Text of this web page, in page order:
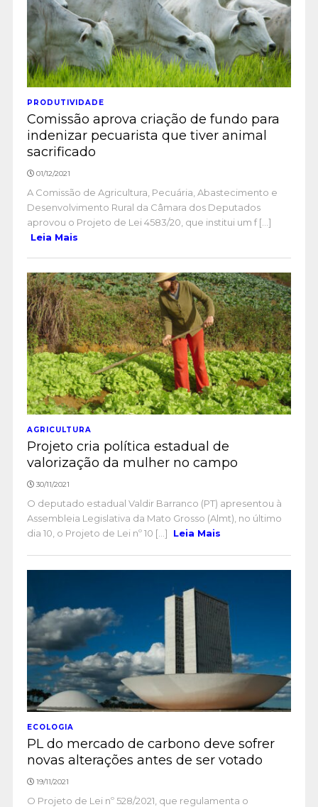
PRODUTIVIDADE
Comissão aprova criação de fundo para
indenizar pecuarista que tiver animal
sacrificado
01/12/2021
A Comissão de Agricultura, Pecuária, Abastecimento e
Desenvolvimento Rural da Câmara dos Deputados
aprovou o Projeto de Lei 4583/20, que institui um f [...]
Leia Mais
AGRICULTURA
Projeto cria política estadual de
valorização da mulher no campo
30/11/2021
O deputado estadual Valdir Barranco (PT) apresentou à
Assembleia Legislativa da Mato Grosso (Almt), no último
dia 10, o Projeto de Lei nº 10 [...]
Leia Mais
ECOLOGIA
PL do mercado de carbono deve sofrer
novas alterações antes de ser votado
19/11/2021
O Projeto de Lei nº 528/2021, que regulamenta o